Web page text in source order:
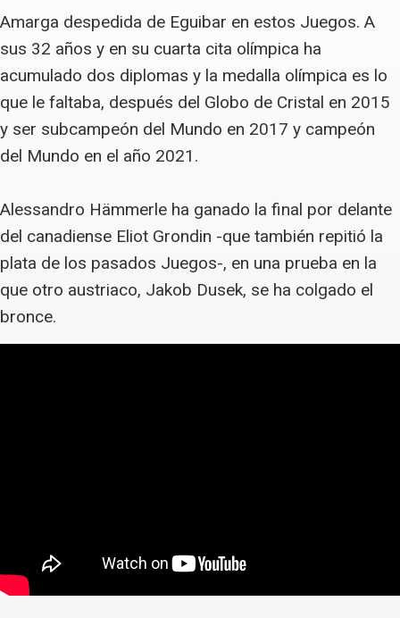
Amarga despedida de Eguibar en estos Juegos. A
sus 32 años y en su cuarta cita olímpica ha
acumulado dos diplomas y la medalla olímpica es lo
que le faltaba, después del Globo de Cristal en 2015
y ser subcampeón del Mundo en 2017 y campeón
del Mundo en el año 2021.
Alessandro Hämmerle ha ganado la final por delante
del canadiense Eliot Grondin -que también repitió la
plata de los pasados Juegos-, en una prueba en la
que otro austriaco, Jakob Dusek, se ha colgado el
bronce.